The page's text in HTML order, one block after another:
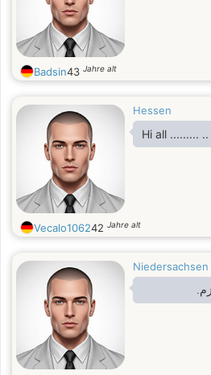
Badsin43 Jahre alt
Hessen
Hi all .........
Vecalo106242 Jahre alt
Niedersachsen